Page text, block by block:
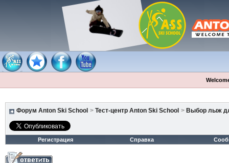
Форум Anton Ski School > Тест-центр Anton Ski School > Выбор лыж
Регистрация Справка